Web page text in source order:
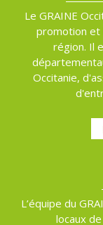
Le GRAINE
promotion et
région. Il
Occitanie,
L’équipe du
locaux